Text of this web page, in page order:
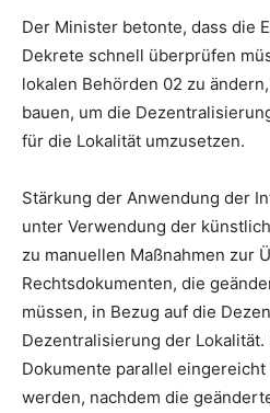
Der Minister betonte, dass die
Dekrete schnell überprüfen
lokalen Behörden 02 zu
bauen, um die
für die Lokalität umzusetzen.
Stärkung der Anwendung der
unter Verwendung der
zu manuellen Maßnahmen zur
Rechtsdokumenten, die
müssen, in Bezug auf die
Dezentralisierung der
Dokumente parallel
werden, nachdem die